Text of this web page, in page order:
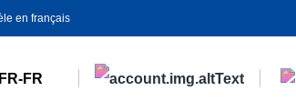
en français
FR-FR